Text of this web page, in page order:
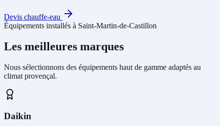
Devis chauffe-eau
Équipements installés à Saint-Martin-de-Castillon
Les meilleures marques
Nous sélectionnons des équipements haut de gamme adaptés au
climat provençal.
Daikin